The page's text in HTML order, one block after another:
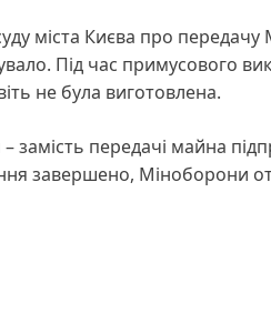
міста Києва про
Під час примусового
не була виготовлена.
замість передачі майна
завершено, Міноборони